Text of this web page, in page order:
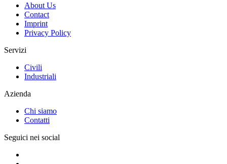
About Us
Contact
Imprint
Privacy Policy
Servizi
Civili
Industriali
Azienda
Chi siamo
Contatti
Seguici nei social